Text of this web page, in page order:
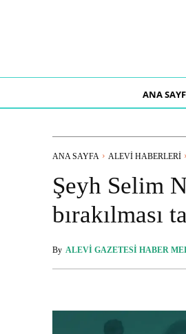
ANA
ANA SAYFA ALEVI HABERLERI
Şeyh Selim
bırakılması
By ALEVI GAZETESI HABER